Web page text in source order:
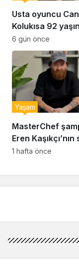
Usta oyuncu Can
Kolukısa 92
hayatını kaybetti
6 gün önce
MasterChef
Eren Kaşıkçı’nın
anlarındaki
Yaşam
1 hafta önce